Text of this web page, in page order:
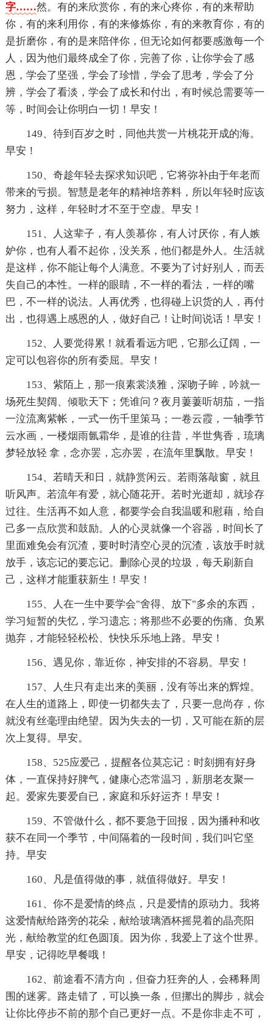
字……然。有的来欣赏你，有的来心疼你，有的来帮助
你，有的来利用你，有的来修炼你，有的来教育你，有的
是折磨你，有的是来陪伴你，但无论如何都要感激每一个
人，因为他们最终成全了你，完善了你，让你学会了感
恩，学会了坚强，学会了珍惜，学会了思考，学会了分
辨，学会了看淡，学会了成长和付出，有时候总需要等一
等，时间会让你明白一切！早安！
149、待到百岁之时，同他共赏一片桃花开成的海。
早安！
150、奇趁年轻去探求知识吧，它将弥补由于年老而
带来的亏损。智慧是老年的精神培养料，所以年轻时应该
努力，这样，年轻时才不至于空虚。早安！
151、人这辈子，有人羡慕你，有人讨厌你，有人嫉
妒你，也有人看不起你，没关系，他们都是外人。生活就
是这样，你不能让每个人满意。不要为了讨好别人，而丟
失自己的本性。一样的眼睛，不一样的看法，一样的嘴
巴，不一样的说法。人再优秀，也得碰上识货的人，再付
出，也得遇上感恩的人，做好自己！让时间说话！早安！
152、人要觉得累！就看看远方吧，它那么辽阔，一
定可以包容你的所有委屈。早安！
153、紫陌上，那一痕素裳淡雅，深吻子眸，吟就一
场死生契阔、倾歌天下；凭谁问？夜月萋萋听胡茄，一指
一泣流离紫帐，一式一伤千里策马；一卷云霞，一轴季节
云水画，一楼烟雨氤霜华，是谁的往昔，半世隽香，琉璃
梦轻放轻 拿，念亦罢，忘亦罢，在流年里飘散。早安！
154、若晴天和日，就静赏闲云。若雨落敲窗，就且
听风声。若流年有爱，就心随花开。若时光逝却，就珍存
过往。生活再不如人意，都要学会自我温暖和慰藉，给自
己多一点欣赏和鼓励。人的心灵就像一个容器，时间长了
里面难免会有沉渣，要时时清空心灵的沉渣，该放手时就
放手，该忘记的要忘记。删除心灵的垃圾，每天刷新自
己，这样才能重获新生！早安！
155、人在一生中要学会"舍得、放下"多余的东西，
学习短暂的失忆，学习遗忘；将那些不必要的伤痛、负累
抛弃，才能轻轻松松、快快乐乐地上路。早安！
156、遇见你，靠近你，神安排的不容易。早安！
157、人生只有走出来的美丽，没有等出来的辉煌。
在人生的道路上，即使一切都失去了，只要一息尚存，你
就没有丝毫理由绝望。因为失去的一切，又可能在新的层
次上复得。早安。
158、525应爱己，提醒各位莫忘记：时刻拥有好身
体，一直保持好脾气，健康心态常温习，新朋老友聚一
起。爱家先要爱自已，家庭和乐好运齐！早安！
159、不管做什么，都不要急于回报，因为播种和收
获不在同一个季节，中间隔着的一段时间，我们叫它坚
持。早安
160、凡是值得做的事，就值得做好。早安！
161、你不是爱情的终点，只是爱情的原动力。我将
这爱情献给路旁的花朵，献给玻璃酒杯摇晃着的晶亮阳
光，献给教堂的红色圆顶。因为你，我爱上了这个世界。
早安，记得吃早餐哦！
162、前途看不清方向，但奋力狂奔的人，会稀释周
围的迷雾。路走错了，可以换一条，但挪出的脚步，就会
让你比停步不前的那个自己更好一点。不是你非走不可，